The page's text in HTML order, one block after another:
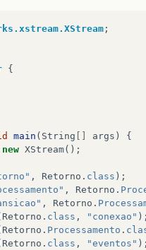
;
{
main ( String [] args )
{
new XStream();
, Retorno . class );
, Retorno .
, Retorno .
Retorno . class , "conexao"
Retorno . Processamento .
Retorno . class , "eventos"